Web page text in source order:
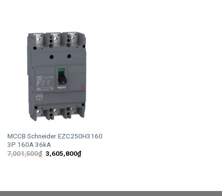
MCCB Schneider EZC250H3160
3P 160A 36kA
7,001,500₫ Giá
gốc
3,605,800₫Giá
hiện